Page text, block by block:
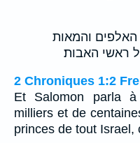
והמאות
ראשי האבות׃
2 Chroniques 1:2
Et Salomon parla
milliers et de
princes de tout Israel,